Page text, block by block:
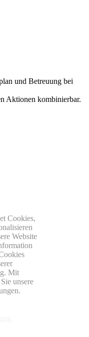
und Betreuung bei
Aktionen kombinierbar.
Cookies,
Website
Mit
unsere